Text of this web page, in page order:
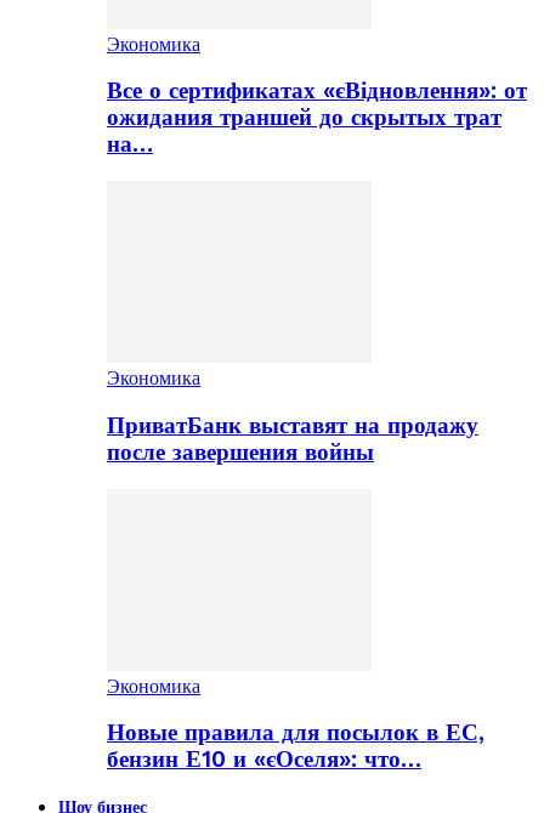
Экономика
Все о сертификатах «єВідновлення»: от
ожидания траншей до скрытых трат
на…
Экономика
ПриватБанк выставят на продажу
после завершения войны
Экономика
Новые правила для посылок в ЕС,
бензин Е10 и «єОселя»: что…
Шоу бизнес